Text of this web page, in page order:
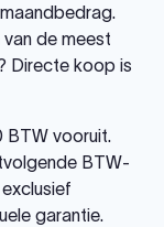
de meest
Directe koop is
BTW vooruit.
BTW-
garantie.